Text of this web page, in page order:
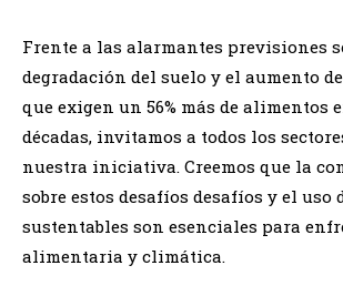
Frente a las alarmantes previsiones
degradación del suelo y el aumento
que exigen un 56% más de alimentos
décadas, invitamos a todos los
nuestra iniciativa. Creemos que la
sobre estos desafíos desafíos y el uso
sustentables son esenciales para
alimentaria y climática.